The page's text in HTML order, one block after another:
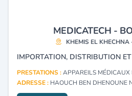
MEDICATECH -
KHEMIS EL KHECHNA
PRESTATIONS :APPAREILS MÉDICAUX
ADRESSE : HAOUCH BEN DHENOUNE N 7 GRP